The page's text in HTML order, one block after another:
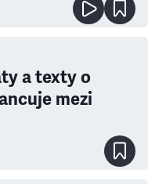
a texty o
mezi